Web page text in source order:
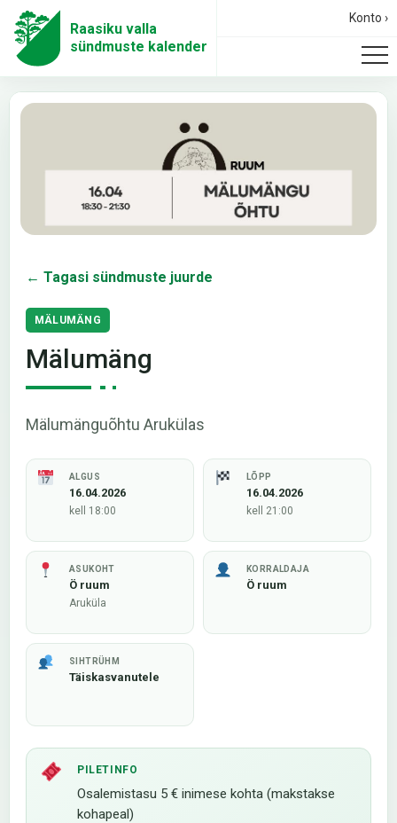
Raasiku valla
sündmuste kalender
Konto ›
← Tagasi sündmuste juurde
MÄLUMÄNG
Mälumäng
Mälumänguõhtu Arukülas
ALGUS
16.04.2026
kell 18:00
LÕPP
16.04.2026
kell 21:00
ASUKOHT
Ö ruum
Aruküla
KORRALDAJA
Ö ruum
SIHTRÜHM
Täiskasvanutele
PILETINFO
Osalemistasu 5 € inimese kohta (makstakse
kohapeal)